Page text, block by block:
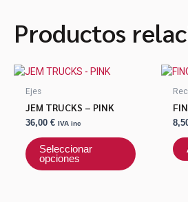
Productos
Ejes
JEM TRUCKS – PINK
36,00 € IVA inc
Seleccionar
opciones
múltiples
variantes.
opciones